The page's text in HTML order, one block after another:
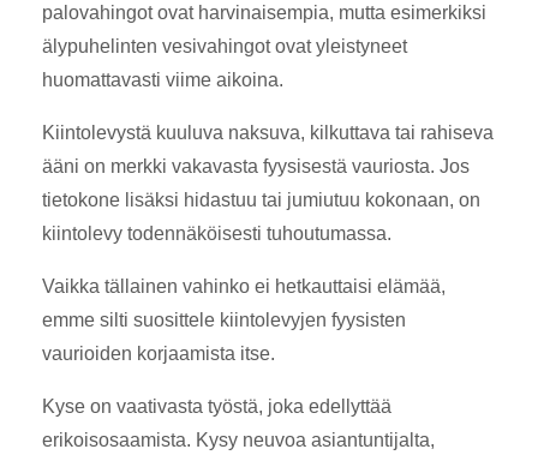
palovahingot ovat harvinaisempia, mutta esimerkiksi
älypuhelinten vesivahingot ovat yleistyneet
huomattavasti viime aikoina.
Kiintolevystä kuuluva naksuva, kilkuttava tai rahiseva
ääni on merkki vakavasta fyysisestä vauriosta. Jos
tietokone lisäksi hidastuu tai jumiutuu kokonaan, on
kiintolevy todennäköisesti tuhoutumassa.
Vaikka tällainen vahinko ei hetkauttaisi elämää,
emme silti suosittele kiintolevyjen fyysisten
vaurioiden korjaamista itse.
Kyse on vaativasta työstä, joka edellyttää
erikoisosaamista. Kysy neuvoa asiantuntijalta,